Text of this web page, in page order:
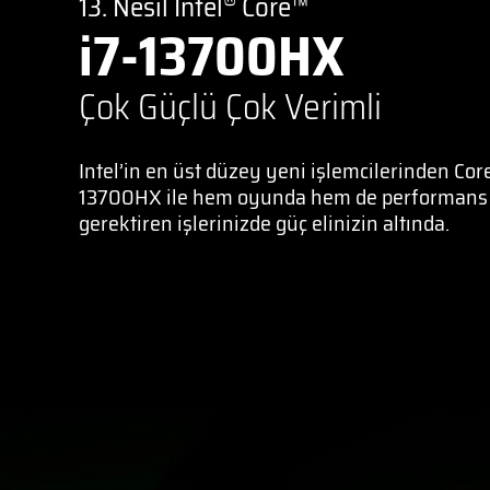
i7-13700HX
Çok Güçlü Çok Verimli
Intel’in en üst düzey yeni işlemcilerinden
13700HX ile hem oyunda hem de performans
gerektiren işlerinizde güç elinizin altında.